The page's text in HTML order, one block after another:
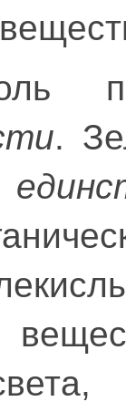
.